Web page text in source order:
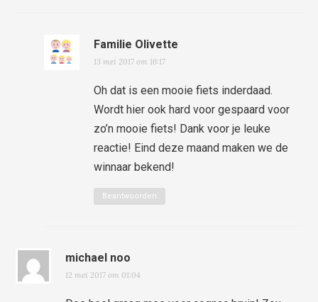
Familie Olivette
13 mei 2017 om 16:17
Oh dat is een mooie fiets inderdaad.
Wordt hier ook hard voor gespaard voor
zo’n mooie fiets! Dank voor je leuke
reactie! Eind deze maand maken we de
winnaar bekend!
Beantwoorden
michael noo
12 mei 2017 om 01:04